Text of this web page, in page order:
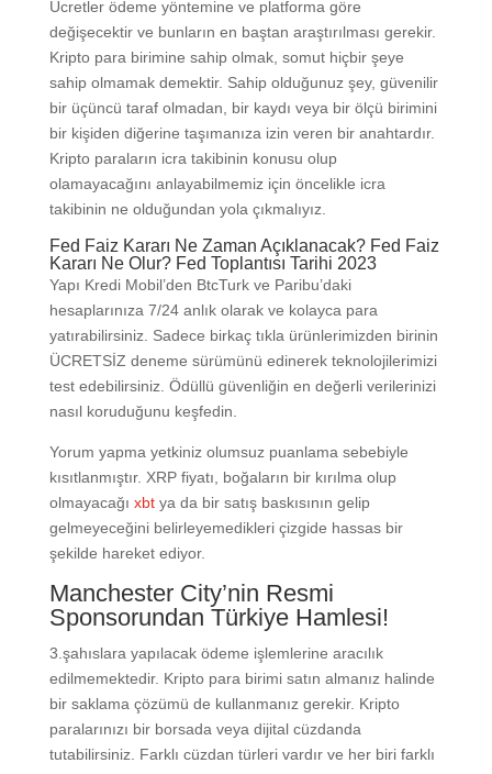
Ücretler ödeme yöntemine ve platforma göre
değişecektir ve bunların en baştan araştırılması gerekir.
Kripto para birimine sahip olmak, somut hiçbir şeye
sahip olmamak demektir. Sahip olduğunuz şey, güvenilir
bir üçüncü taraf olmadan, bir kaydı veya bir ölçü birimini
bir kişiden diğerine taşımanıza izin veren bir anahtardır.
Kripto paraların icra takibinin konusu olup
olamayacağını anlayabilmemiz için öncelikle icra
takibinin ne olduğundan yola çıkmalıyız.
Fed Faiz Kararı Ne Zaman Açıklanacak? Fed Faiz
Kararı Ne Olur? Fed Toplantısı Tarihi 2023
Yapı Kredi Mobil’den BtcTurk ve Paribu’daki
hesaplarınıza 7/24 anlık olarak ve kolayca para
yatırabilirsiniz. Sadece birkaç tıkla ürünlerimizden birinin
ÜCRETSİZ deneme sürümünü edinerek teknolojilerimizi
test edebilirsiniz. Ödüllü güvenliğin en değerli verilerinizi
nasıl koruduğunu keşfedin.
Yorum yapma yetkiniz olumsuz puanlama sebebiyle
kısıtlanmıştır. XRP fiyatı, boğaların bir kırılma olup
olmayacağı xbtya da bir satış baskısının gelip
gelmeyeceğini belirleyemedikleri çizgide hassas bir
şekilde hareket ediyor.
Manchester City’nin Resmi
Sponsorundan Türkiye Hamlesi!
3.şahıslara yapılacak ödeme işlemlerine aracılık
edilmemektedir. Kripto para birimi satın almanız halinde
bir saklama çözümü de kullanmanız gerekir. Kripto
paralarınızı bir borsada veya dijital cüzdanda
tutabilirsiniz. Farklı cüzdan türleri vardır ve her biri farklı